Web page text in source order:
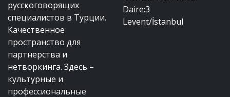
русскоговорящих
специалистов в Турции.
Качественное
пространство для
партнерства и
нетворкинга. Здесь –
культурные и
профессиональные
Daire:3
Levent/İstanbul